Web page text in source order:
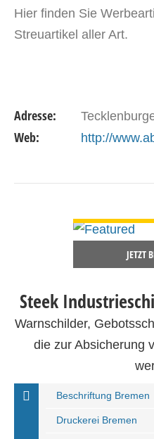
Hier finden Sie
Streuartikel aller Art.
Adresse: Tecklenburger
Web: http://
JETZT
Steek
Warnschilder,
die zur Absicherung
Beschriftung Bremen
Druckerei Bremen